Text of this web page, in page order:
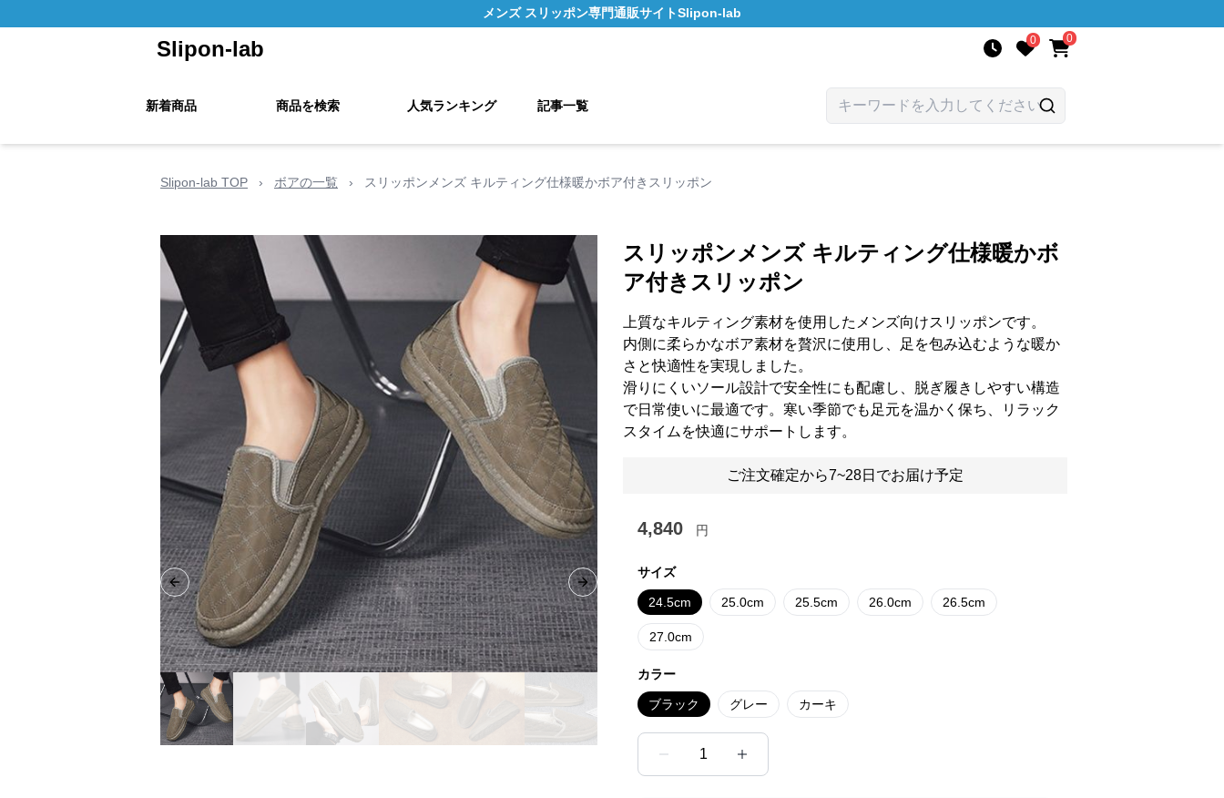
メンズ スリッポン専門通販サイトSlipon-lab
Slipon-lab 0 0
新着商品 商品を検索 人気ランキング 記事一覧
Slipon-lab TOP › ボアの一覧 › スリッポンメンズ キルティング仕様暖かボア付きスリッポン
Previous slide Next slide
スリッポンメンズ キルティング仕様暖かボ
ア付きスリッポン
上質なキルティング素材を使用したメンズ向けスリッポンです。
内側に柔らかなボア素材を贅沢に使用し、足を包み込むような暖か
さと快適性を実現しました。
滑りにくいソール設計で安全性にも配慮し、脱ぎ履きしやすい構造
で日常使いに最適です。寒い季節でも足元を温かく保ち、リラック
スタイムを快適にサポートします。
ご注文確定から7~28日でお届け予定
4,840 円
サイズ
24.5cm 25.0cm 25.5cm 26.0cm 26.5cm
27.0cm
カラー
ブラック グレー カーキ
1